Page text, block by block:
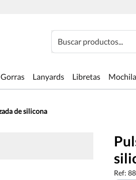
Buscar productos...
Gorras Lanyards Libretas
de silicona
Ref: